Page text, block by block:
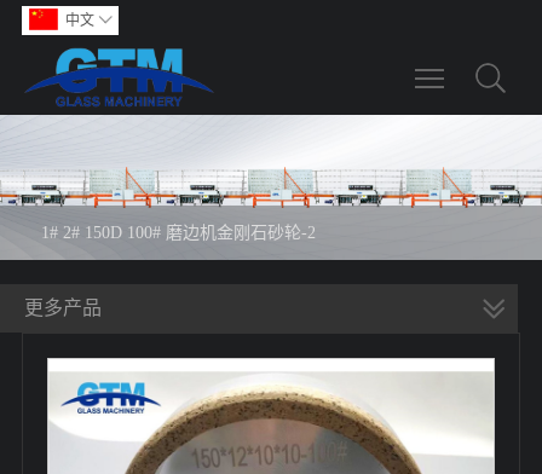
中文 
Toggle
1# 2# 150D 100# 磨边机金刚石砂轮-2
更多产品